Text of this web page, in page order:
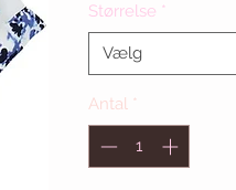
Størrelse *
Vælg
Antal *